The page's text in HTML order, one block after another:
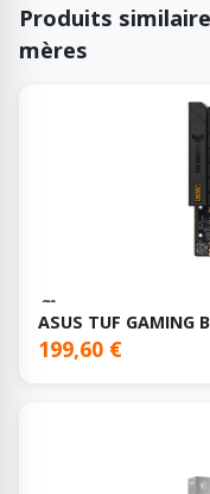
Produits
mères
ASUS TUF GAMING
199,60 €